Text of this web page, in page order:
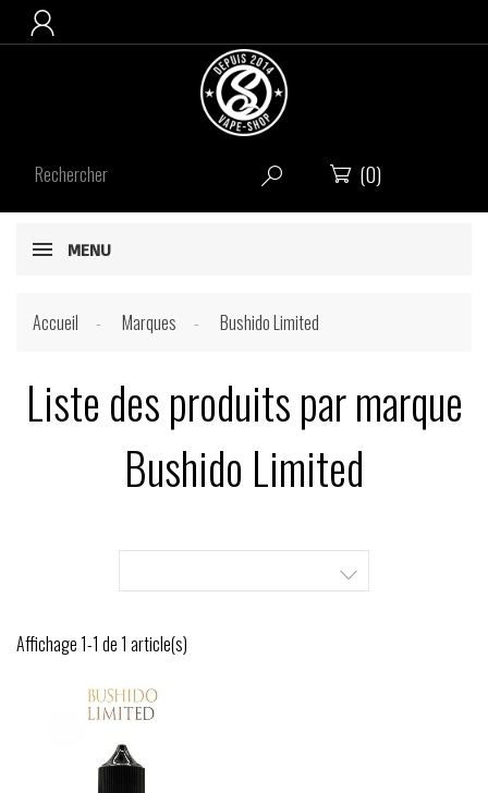

  (0)
MENU
Accueil Marques Bushido Limited
Liste des produits par marque
Bushido Limited

Affichage 1-1 de 1 article(s)